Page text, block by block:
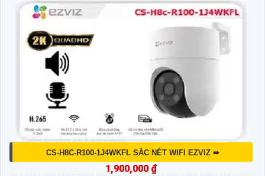
CS-H8C-R100-1J4WKFL SẮC NÉT WIFI EZVIZ ➠
1,900,000 ₫